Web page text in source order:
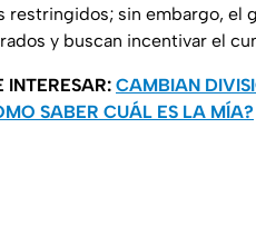
restringidos; sin embargo, el
y buscan incentivar el
INTERESAR: CAMBIAN
SABER CUÁL ES LA MÍA?